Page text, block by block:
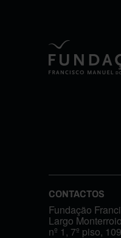
CONTACTOS
Fundação
Largo
nº 1, 7º piso,